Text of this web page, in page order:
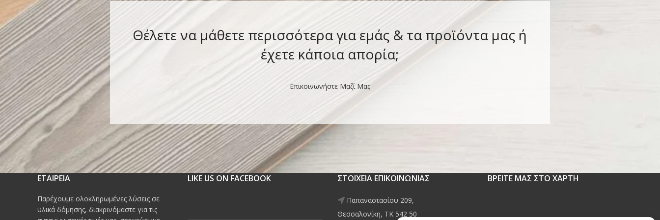
Θέλετε να μάθετε περισσότερα για εμάς & τα προϊόντα μας ή
έχετε κάποια απορία;
Επικοινωνήστε Μαζί Μας
ΕΤΑΙΡΕΙΑ
Παρέχουμε ολοκληρωμένες λύσεις σε
υλικά δόμησης, διακρινόμαστε για τις
LIKE US ON FACEBOOK ΣΤΟΙΧΕΙΑ ΕΠΙΚΟΙΝΩΝΙΑΣ
Παπαναστασίου 209,
Θεσσαλονίκη, ΤΚ 542 50
ΒΡΕΙΤΕ ΜΑΣ ΣΤΟ ΧΑΡΤΗ